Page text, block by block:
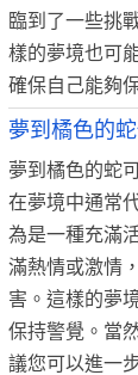
臨到了一些挑
樣的夢境也可
確保自己能夠
夢到橘色的
夢到橘色的蛇
在夢境中通常
為是一種充滿
滿熱情或激情
害。這樣的夢
保持警覺。當
議您可以進一